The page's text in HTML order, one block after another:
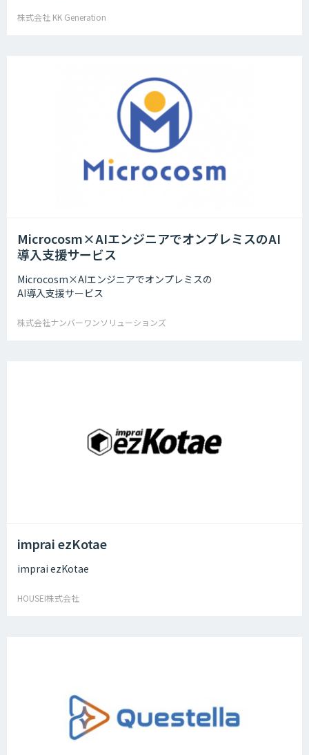
株式会社 KK Generation
Microcosm×AIエンジニアでオンプレミスのAI
導入支援サービス
Microcosm×AIエンジニアでオンプレミスの
AI導入支援サービス
株式会社ナンバーワンソリューションズ
imprai ezKotae
imprai ezKotae
HOUSEI株式会社